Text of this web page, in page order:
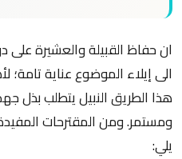
ان حفاظ القبيلة والعشيرة على
الى إيلاء الموضوع عناية تامة؛
هذا الطريق النبيل يتطلب
ومستمر. ومن المقترحات
يلي: